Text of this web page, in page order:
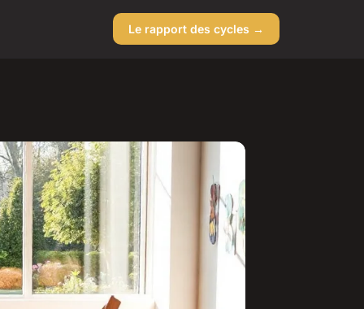
Le rapport des cycles →